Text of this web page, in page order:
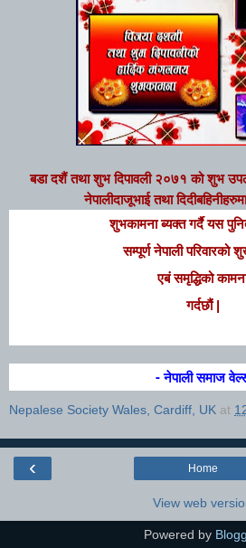
बडा दशैं तथा शुभ दिपावली २०७१ को शुभ
नेपालीदाजूभाई तथा
शुभकामना ब्यक्त गर्दै यस
सम्पूर्ण नेपाली परिवारको
एबं समृद्धिको
गर्दछौं|
- नेपाली समाज
Nepalese Society Wales, Cardiff, UK at
‹ Home
View web
Powered by